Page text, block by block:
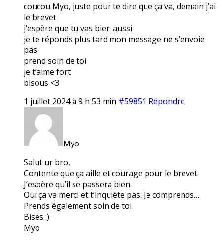
coucou Myo, juste pour te dire que ça va, demain j’ai
le brevet
j’espère que tu vas bien aussi
je te réponds plus tard mon message ne s’envoie
pas
prend soin de toi
je t’aime fort
bisous <3
1 juillet 2024 à 9 h 53 min #59851 Répondre
Myo
Salut ur bro,
Contente que ça aille et courage pour le brevet.
J’espère qu’il se passera bien.
Oui ça va merci et t’inquiète pas. Je comprends…
Prends également soin de toi
Bises :)
Myo